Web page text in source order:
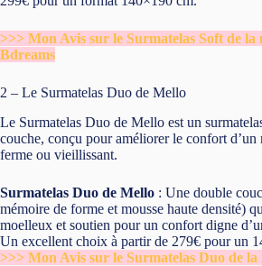
>>> Mon Avis sur le Surmatelas Soft de la
Bdreams
2 – Le Surmatelas Duo de Mello
Le Surmatelas Duo de Mello est un
couche, conçu pour améliorer le confort d’un
ferme ou vieillissant.
Surmatelas Duo de Mello : Une double
mémoire de forme et mousse haute densité)
moelleux et soutien pour un confort digne
Un excellent choix à partir de 279€ pour un
>>> Mon Avis sur le Surmatelas Duo de